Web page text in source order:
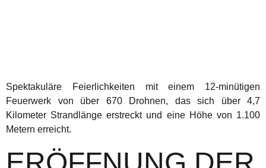
Spektakuläre Feierlichkeiten mit einem 12-minütigen
Feuerwerk von über 670 Drohnen, das sich über 4,7
Kilometer Strandlänge erstreckt und eine Höhe von 1.100
Metern erreicht.